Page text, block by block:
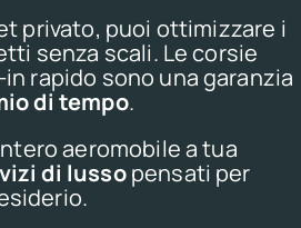
privato, puoi ottimizzare i
senza scali. Le corsie
rapido sono una garanzia
di tempo.
aeromobile a tua
di lussopensati per